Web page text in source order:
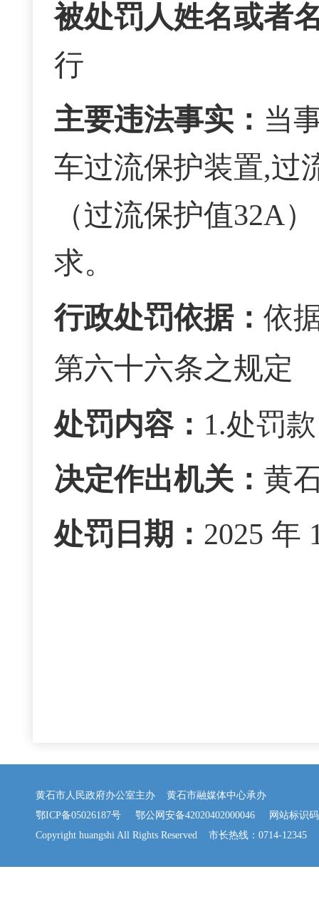
被处罚人姓名或者
行
主要违法事实： 当
车过流保护装置,过
（过流保护值32A）
求。
行政处罚依据： 依
第六十六条之规定
处罚内容： 1.处罚
决定作出机关： 黄
处罚日期： 2025 年
黄石市人民政府办公室主办 黄石市融媒体中心承办
鄂ICP备05026187号
鄂公网安备42020402000046 网站标识码
Copyright huangshi All Rights Reserved 市长热线：0714-12345